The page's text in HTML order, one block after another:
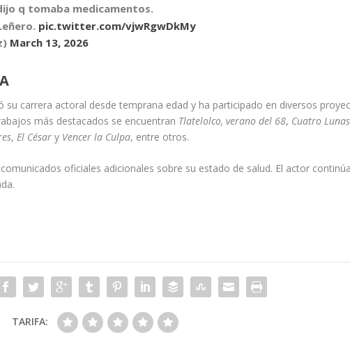
q tomaba medicamentos.
pic.twitter.com/vjwRgwDkMy
March 13, 2026
su carrera actoral desde temprana edad y ha participado en diversos
más destacados se encuentran Tlatelolco, verano del 68, Cuatro Lunas
,El César y Vencer la Culpa, entre otros.
oficiales adicionales sobre su estado de salud. El actor continúa
TARIFA: